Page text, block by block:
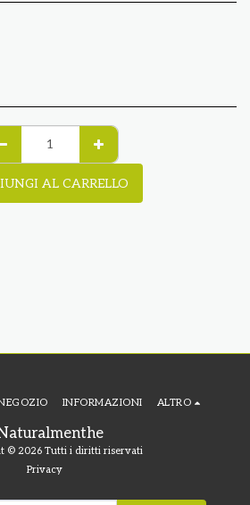
AL CARRELLO
© 2026 Tutti i diritti riservati
Privacy
INFORMAZIONI ALTRO